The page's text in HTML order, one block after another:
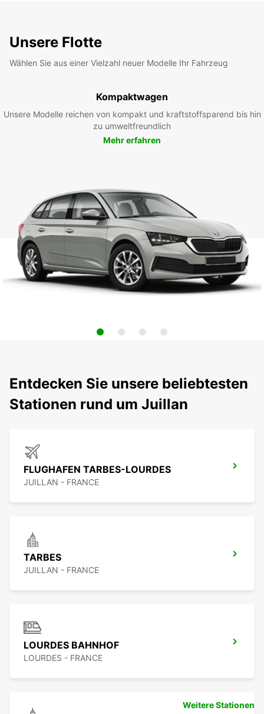
Unsere Flotte
Wählen Sie aus einer Vielzahl neuer Modelle Ihr Fahrzeug
Kompaktwagen
Unsere Modelle reichen von kompakt und kraftstoffsparend bis hin
zu umweltfreundlich
Mehr erfahren
Entdecken Sie unsere beliebtesten
Stationen rund um Juillan
FLUGHAFEN TARBES-LOURDES
JUILLAN - FRANCE
TARBES
JUILLAN - FRANCE
LOURDES BAHNHOF
LOURDES - FRANCE
Weitere Stationen